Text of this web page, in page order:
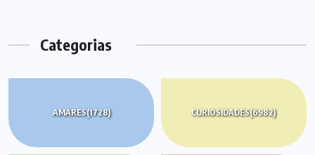
Categorias
AMARES(1728) CURIOSIDADES(6982)